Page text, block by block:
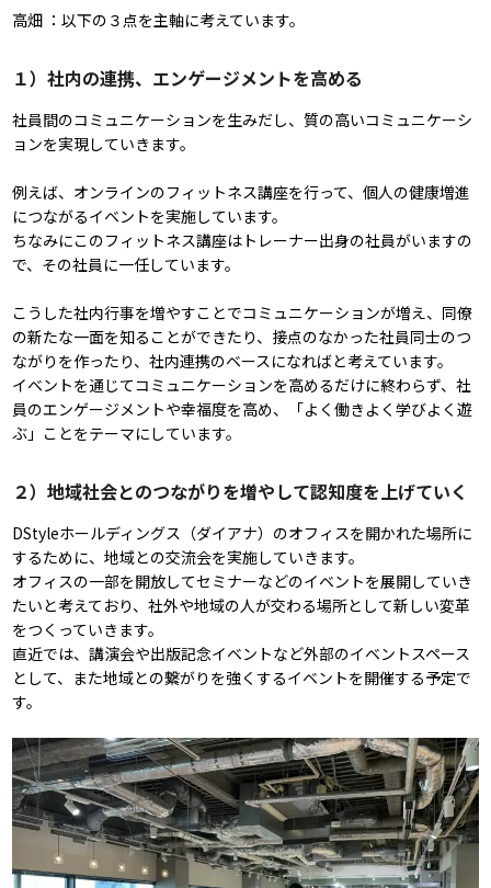
高畑 ：以下の３点を主軸に考えています。
１）社内の連携、エンゲージメントを高める
社員間のコミュニケーションを生みだし、質の高いコミュニケーシ
ョンを実現していきます。
例えば、オンラインのフィットネス講座を行って、個人の健康増進
につながるイベントを実施しています。
ちなみにこのフィットネス講座はトレーナー出身の社員がいますの
で、その社員に一任しています。
こうした社内行事を増やすことでコミュニケーションが増え、同僚
の新たな一面を知ることができたり、接点のなかった社員同士のつ
ながりを作ったり、社内連携のベースになればと考えています。
イベントを通じてコミュニケーションを高めるだけに終わらず、社
員のエンゲージメントや幸福度を高め、「よく働きよく学びよく遊
ぶ」ことをテーマにしています。
２）地域社会とのつながりを増やして認知度を上げていく
DStyleホールディングス（ダイアナ）のオフィスを開かれた場所に
するために、地域との交流会を実施していきます。
オフィスの一部を開放してセミナーなどのイベントを展開していき
たいと考えており、社外や地域の人が交わる場所として新しい変革
をつくっていきます。
直近では、講演会や出版記念イベントなど外部のイベントスペース
として、また地域との繋がりを強くするイベントを開催する予定で
す。